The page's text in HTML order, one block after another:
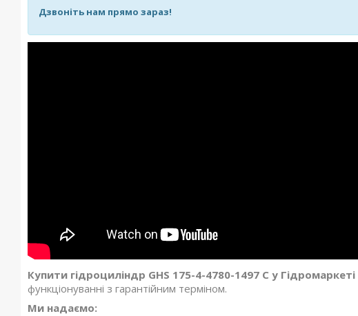
Дзвоніть нам прямо зараз!
Купити гідроциліндр GHS 175-4-4780-1497 C у Гідромаркеті
функціонуванні з гарантійним терміном.
Ми надаємо: